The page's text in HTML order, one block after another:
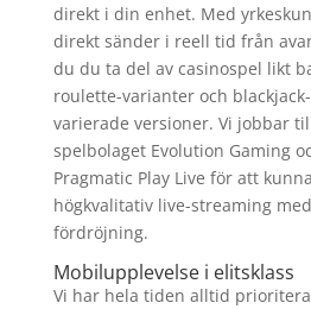
direkt i din enhet. Med
direkt sänder i reell tid från
du du ta del av casinospel likt
roulette-varianter och
varierade versioner. Vi jobbar
spelbolaget Evolution Gaming
Pragmatic Play Live för att
högkvalitativ live-streaming
fördröjning.
Mobilupplevelse i elitsklass
Vi har hela tiden alltid